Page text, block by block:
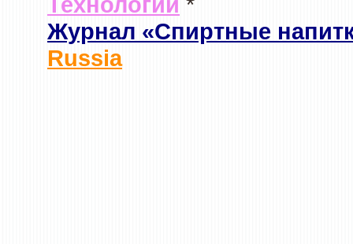
Журнал «Спиртные
Russia